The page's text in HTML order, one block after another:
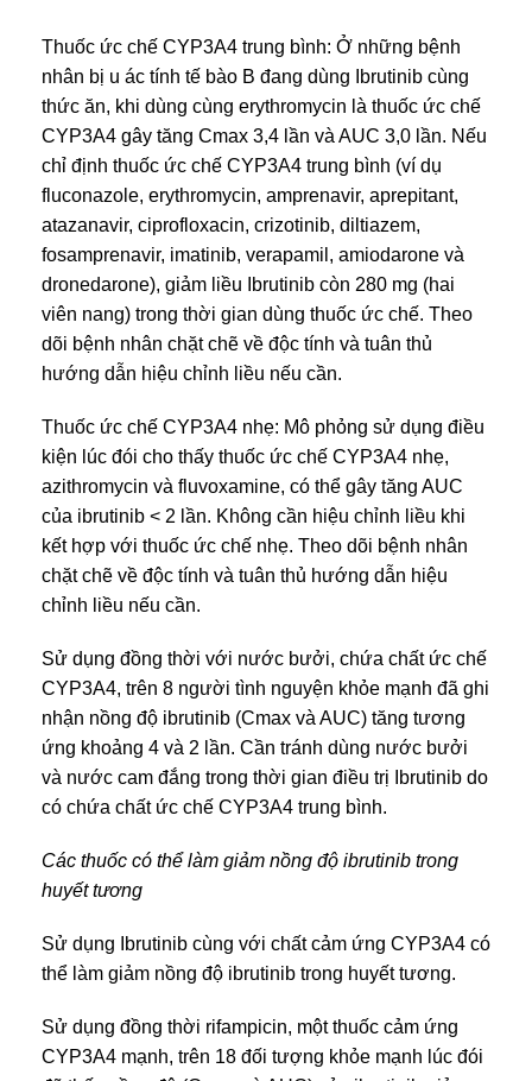
Thuốc ức chế CYP3A4 trung bình: Ở những bệnh
nhân bị u ác tính tế bào B đang dùng Ibrutinib cùng
thức ăn, khi dùng cùng erythromycin là thuốc ức chế
CYP3A4 gây tăng Cmax 3,4 lần và AUC 3,0 lần. Nếu
chỉ định thuốc ức chế CYP3A4 trung bình (ví dụ
fluconazole, erythromycin, amprenavir, aprepitant,
atazanavir, ciprofloxacin, crizotinib, diltiazem,
fosamprenavir, imatinib, verapamil, amiodarone và
dronedarone), giảm liều Ibrutinib còn 280 mg (hai
viên nang) trong thời gian dùng thuốc ức chế. Theo
dõi bệnh nhân chặt chẽ về độc tính và tuân thủ
hướng dẫn hiệu chỉnh liều nếu cần.
Thuốc ức chế CYP3A4 nhẹ: Mô phỏng sử dụng điều
kiện lúc đói cho thấy thuốc ức chế CYP3A4 nhẹ,
azithromycin và fluvoxamine, có thể gây tăng AUC
của ibrutinib < 2 lần. Không cần hiệu chỉnh liều khi
kết hợp với thuốc ức chế nhẹ. Theo dõi bệnh nhân
chặt chẽ về độc tính và tuân thủ hướng dẫn hiệu
chỉnh liều nếu cần.
Sử dụng đồng thời với nước bưởi, chứa chất ức chế
CYP3A4, trên 8 người tình nguyện khỏe mạnh đã ghi
nhận nồng độ ibrutinib (Cmax và AUC) tăng tương
ứng khoảng 4 và 2 lần. Cần tránh dùng nước bưởi
và nước cam đắng trong thời gian điều trị Ibrutinib do
có chứa chất ức chế CYP3A4 trung bình.
Các thuốc có thể làm giảm nồng độ ibrutinib trong
huyết tương
Sử dụng Ibrutinib cùng với chất cảm ứng CYP3A4 có
thể làm giảm nồng độ ibrutinib trong huyết tương.
Sử dụng đồng thời rifampicin, một thuốc cảm ứng
CYP3A4 mạnh, trên 18 đối tượng khỏe mạnh lúc đói